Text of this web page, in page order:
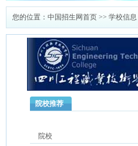
您的位置： 中国招生网首页 >> 学校信息
院校推荐
院校